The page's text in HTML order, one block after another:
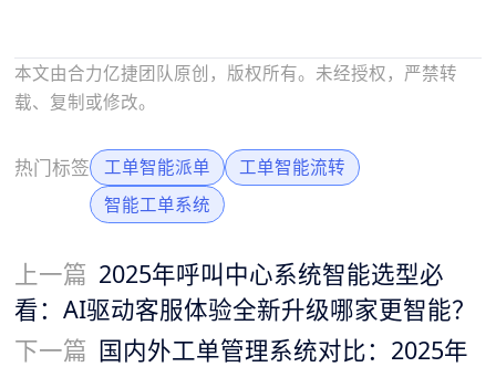
本文由合力亿捷团队原创，版权所有。未经授权，严禁转
载、复制或修改。
热门标签 工单智能派单
工单智能流转
智能工单系统
上一篇 2025年呼叫中心系统智能选型必
看：AI驱动客服体验全新升级哪家更智能？
下一篇 国内外工单管理系统对比：2025年